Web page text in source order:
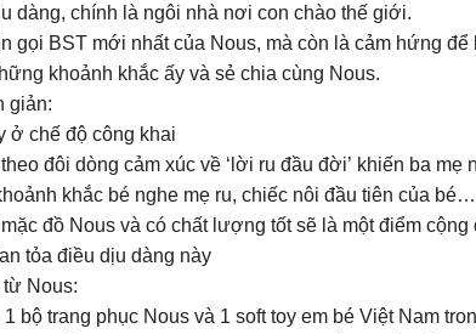
dàng, chính là ngôi nhà nơi con chào thế giới.
gọi BST mới nhất của Nous, mà còn là cảm hứng
khoảnh khắc ấy và sẻ chia cùng Nous.
giản:
ở chế độ công khai
đôi dòng cảm xúc về ‘lời ru đầu đời’ khiến ba
khắc bé nghe mẹ ru, chiếc nôi đầu tiên của bé…
đồ Nous và có chất lượng tốt sẽ là một điểm cộng
tỏa điều dịu dàng này
Nous:
bộ trang phục Nous và 1 soft toy em bé Việt Nam